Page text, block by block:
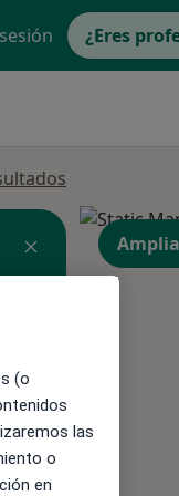
¿Eres
(o
las
o
en